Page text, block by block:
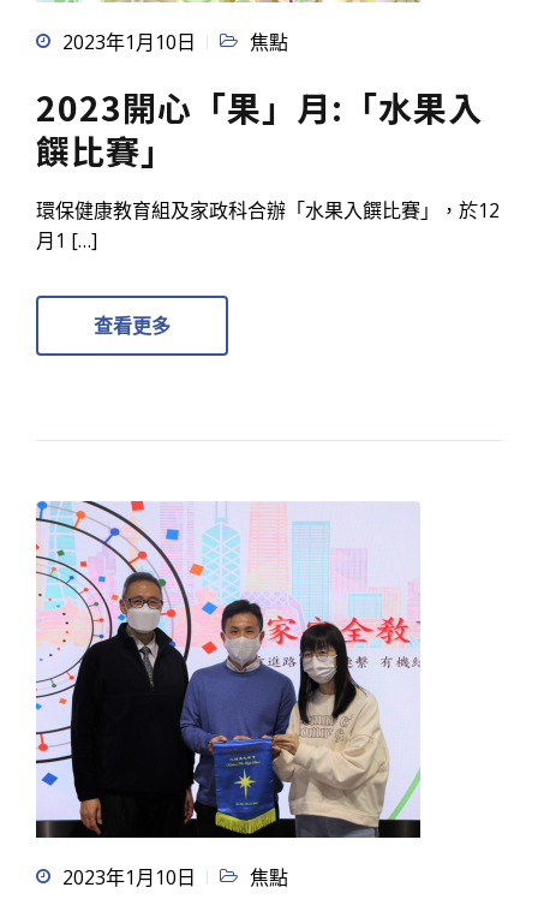
2023年1月10日 焦點
2023開心「果」月:「水果入
饌比賽」
環保健康教育組及家政科合辦「水果入饌比賽」，於12
月1 […]
查看更多
2023年1月10日 焦點